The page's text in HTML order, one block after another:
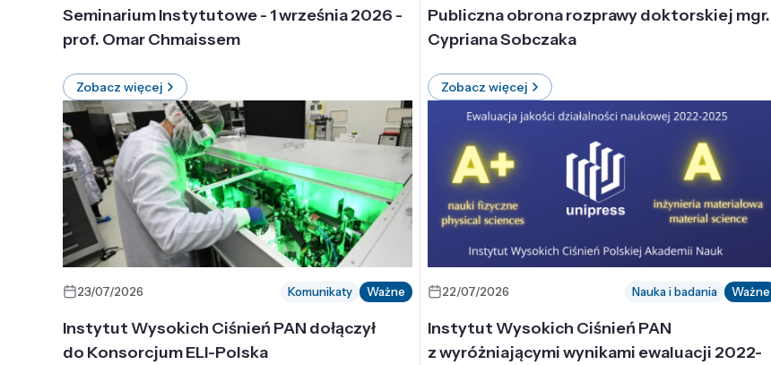
Seminarium Instytutowe - 1 września 2026 -
prof. Omar Chmaissem
Zobacz więcej
Publiczna obrona rozprawy doktorskiej mgr.
Cypriana Sobczaka
Zobacz więcej
23/07/2026 Komunikaty Ważne
Instytut Wysokich Ciśnień PAN dołączył
do Konsorcjum ELI-Polska
22/07/2026 Nauka i badania Ważne
Instytut Wysokich Ciśnień PAN
z wyróżniającymi wynikami ewaluacji 2022-